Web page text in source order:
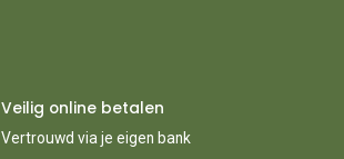
Veilig online betalen
Vertrouwd via je eigen bank